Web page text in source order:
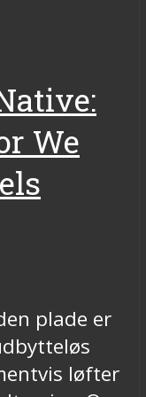
We
plade er
løfter